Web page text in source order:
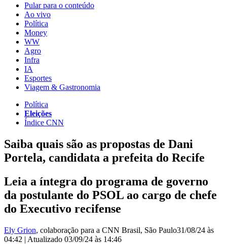
Pular para o conteúdo
Ao vivo
Política
Money
WW
Agro
Infra
IA
Esportes
Viagem & Gastronomia
Política
Eleições
Índice CNN
Saiba quais são as propostas de Dani
Portela, candidata a prefeita do Recife
Leia a íntegra do programa de governo
da postulante do PSOL ao cargo de chefe
do Executivo recifense
Ely Grion, colaboração para a CNN Brasil, São Paulo31/08/24 às
04:42 | Atualizado 03/09/24 às 14:46